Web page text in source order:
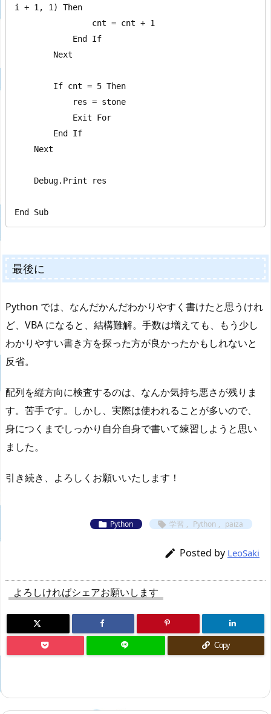
i + 1, 1) Then
End Sub
最後に
Python では、なんだかんだわかりやすく書けたと思うけれ
ど、VBA になると、結構難解。手数は増えても、もう少し
わかりやすい書き方を探った方が良かったかもしれないと
反省。
配列を縦方向に検査するのは、なんか気持ち悪さが残りま
す。苦手です。しかし、実際は使われることが多いので、
身につくまでしっかり自分自身で書いて練習しようと思い
ました。
引き続き、よろしくお願いいたします！
 Python  学習 , Python , paiza
 Posted by LeoSaki
よろしければシェアお願いします
Copy